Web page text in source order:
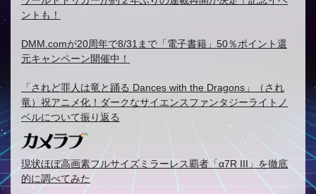
ントも！
DMM.comが20周年で8/31まで「電子書籍」50％ポイント還
元キャンペーン開催中！
「されど罪人は竜と踊る Dances with the Dragons」（され
竜）祝アニメ化！ダークなサイエンスファンタジーライトノ
ベルについて振り返る
現状ほぼ高画素フルサイズミラーレス覇者「α7R III」を徹底
的に調べてみた